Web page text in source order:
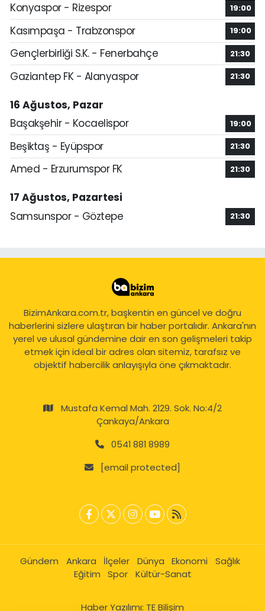
Konyaspor - Rizespor
19:00
Kasımpaşa - Trabzonspor 19:00
Gençlerbirliği S.K. - Fenerbahçe 21:30
Gaziantep FK - Alanyaspor 21:30
16 Ağustos, Pazar
Başakşehir - Kocaelispor
19:00
Beşiktaş - Eyüpspor 21:30
Amed - Erzurumspor FK 21:30
17 Ağustos, Pazartesi
Samsunspor - Göztepe
21:30
BizimAnkara.com.tr, başkentin en güncel ve doğru
haberlerini sizlere ulaştıran bir haber portalıdır. Ankara'nın
yerel ve ulusal gündemine dair en son gelişmeleri takip
etmek için ideal bir adres olan sitemiz, tarafsız ve
objektif habercilik anlayışıyla öne çıkmaktadır.
Mustafa Kemal Mah. 2129. Sok. No:4/2
Çankaya/Ankara
0541 881 8989
[email protected]
Gündem Ankara İlçeler Dünya Ekonomi
Sağlık
Eğitim
Spor Kültür-Sanat
Haber Yazılımı: TE Bilişim